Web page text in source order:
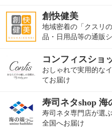
創快健美
地域密着の「クスリ
品・日用品等の通販
コンフィスショ
おしゃれで実用的な
てお届け
寿司ネタshop 海
寿司ネタ専門店が選
全国へお届け